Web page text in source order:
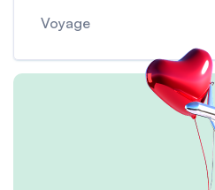
Voyage